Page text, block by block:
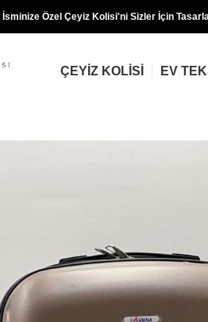
Özel Çeyiz Kolisi'ni Sizler İçin
ÇEYIZ KOLISI EV